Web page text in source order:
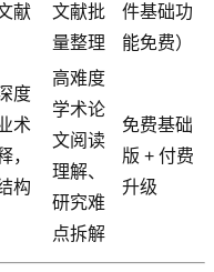
献
文献批
量整理
件基础功
能免费）
度
术
，
构
高难度
学术论
文阅读
理解、
研究难
点拆解
免费基础
版 + 付费
升级